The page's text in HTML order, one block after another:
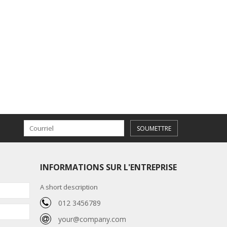
SOUMETTRE
INFORMATIONS SUR L'ENTREPRISE
A short description
012 3456789
your@company.com